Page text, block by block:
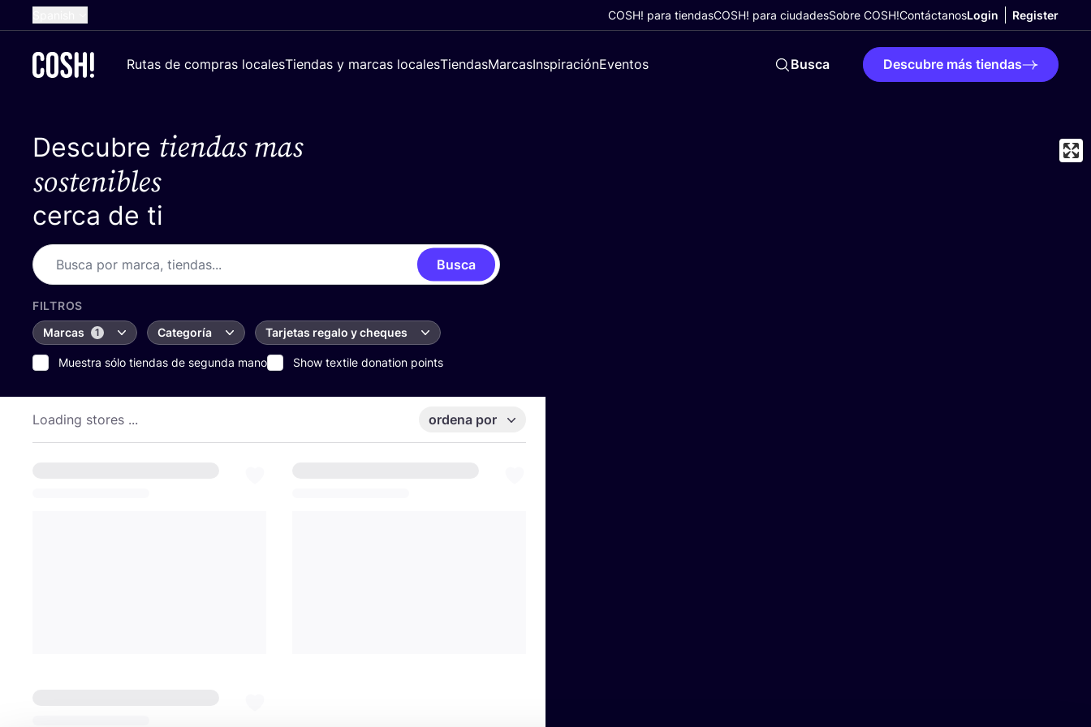
Dutch
German
COSH! para tiendasCOSH! para ciudadesSobre COSH!ContáctanosLogin Register
Rutas de compras localesTiendas y marcas localesTiendasMarcasInspiraciónEventos Busca Descubre más tiendas
Descubre tiendas mas
sostenibles
cerca de ti
Busca
FILTROS
Marcas
1 Categoría Tarjetas regalo y cheques
Muestra sólo tiendas de segunda mano Show textile donation points
Loading stores ... ordena por